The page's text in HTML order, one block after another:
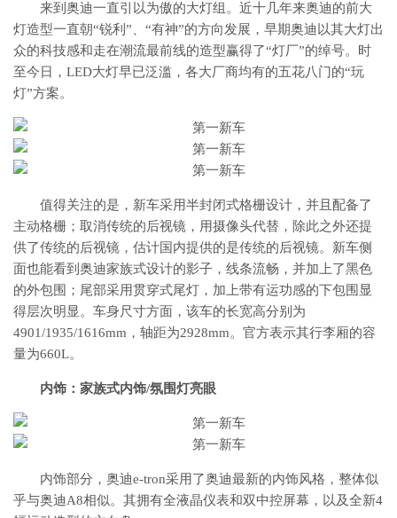
来到奥迪一直引以为傲的大灯组。近十几年来奥迪的前大
灯造型一直朝“锐利”、“有神”的方向发展，早期奥迪以其大灯出
众的科技感和走在潮流最前线的造型赢得了“灯厂”的绰号。时
至今日，LED大灯早已泛滥，各大厂商均有的五花八门的“玩
灯”方案。
值得关注的是，新车采用半封闭式格栅设计，并且配备了
主动格栅；取消传统的后视镜，用摄像头代替，除此之外还提
供了传统的后视镜，估计国内提供的是传统的后视镜。新车侧
面也能看到奥迪家族式设计的影子，线条流畅，并加上了黑色
的外包围；尾部采用贯穿式尾灯，加上带有运功感的下包围显
得层次明显。车身尺寸方面，该车的长宽高分别为
4901/1935/1616mm，轴距为2928mm。官方表示其行李厢的容
量为660L。
内饰： 家族式内饰/氛围灯亮眼
内饰部分，奥迪e-tron采用了奥迪最新的内饰风格，整体似
乎与奥迪A8相似。其拥有全液晶仪表和双中控屏幕，以及全新4